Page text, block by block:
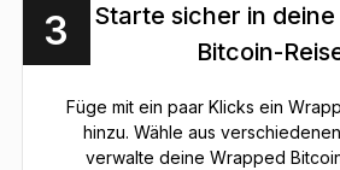
3
Starte sicher in
Bitcoin-
Füge mit ein paar Klicks ein
hinzu. Wähle aus
verwalte deine Wrapped